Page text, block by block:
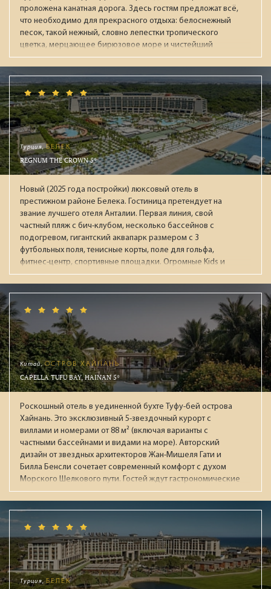
проложена канатная дорога. Здесь гостям предложат всё,
что необходимо для прекрасного отдыха: белоснежный
песок, такой нежный, словно лепестки тропического
цветка, мерцающее бирюзовое море и чистейший
воздух, несущий в себе крошечные капельки морской
воды. На острове располагаются большой парк
развлечений VinWonders, океанариум, дельфинарий,
поле для гольфа, теннисные корты принадлежащие
отелю. Сам комплекс Vinpaerl был открыт в 2003 году
(корпус Executive), и в 2007 году (корпус Deluxe),
реновация проводилась в 2016 году. Помимо двух 5-
этажных зданий есть еще 57 вилл с бассейнами. Оба
корпуса находятся рядом с пляжем на который не
пускают посторонних. В каждом корпусе есть свой
ресторан для завтраков (ресторан Orchid и детский мини-
клуб в Deluxe, ресторан Lotus в корпусе Executive).
Рекомендуем для семейного отдыха с детьми.
Турция,БЕЛЕК
REGNUM THE CROWN 5*
Новый (2025 года постройки) люксовый отель в
престижном районе Белека. Гостиница претендует на
звание лучшего отеля Анталии. Первая линия, свой
частный пляж с бич-клубом, несколько бассейнов с
подогревом, гигантский аквапарк размером с 3
футбольных поля, тенисные корты, поле для гольфа,
фитнес-центр, спортивные площадки. Огромные Kids и
Junior Club. Фишка отеля: Rooftop (18+) на крыше 8го
этажа: панорамный бассейн, ресторан и зал для фитнеса с
захватывающими видами на окрестности. Два СПА-центра
площадью 4500 кв.м и 1500 кв.м. Все номера: просторные
съюты от 110м² и виллы с бассейнами от 95м² с системой
"умный дом" и консьерж-сервисом. Гостей ждут 8
тематических ресторанов, в 10 барах авторские коктейли
и премиальные напитки.
Китай,ОСТРОВ ХАЙНАНЬ
CAPELLA TUFU BAY, HAINAN 5*
Роскошный отель в уединенной бухте Туфу-бей острова
Хайнань. Это эксклюзивный 5-звездочный курорт с
виллами и номерами от 88 м² (включая варианты с
частными бассейнами и видами на море). Авторский
дизайн от звездных архитекторов Жан-Мишеля Гати и
Билла Бенсли сочетает современный комфорт с духом
Морского Шелкового пути. Гостей ждут гастрономические
рестораны, огромный бассейн, премиальный спа-центр
Auriga и приватный пляж. Лауреат престижных наград
взыскательных путешественников, ищущих уединение и
высочайший уровень сервиса.
Турция,БЕЛЕК